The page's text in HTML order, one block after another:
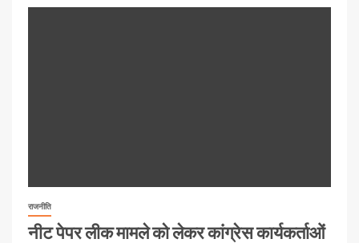
राजनीति
नीट पेपर लीक मामले को लेकर कांग्रेस कार्यकर्ताओं